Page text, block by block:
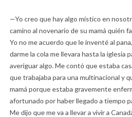
—Yo creo que hay algo místico en
camino al novenario de su mamá quién
Yo no me acuerdo que le inventé al
darme la cola me llevara hasta la iglesia
averiguar algo. Me contó que estaba
que trabajaba para una multinacional y
mamá porque estaba gravemente
afortunado por haber llegado a tiempo
Me dijo que me va a llevar a vivir a